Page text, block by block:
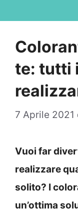
te: tutti
7 Aprile 2021
Vuoi far
realizzare
solito? I
un’ottima